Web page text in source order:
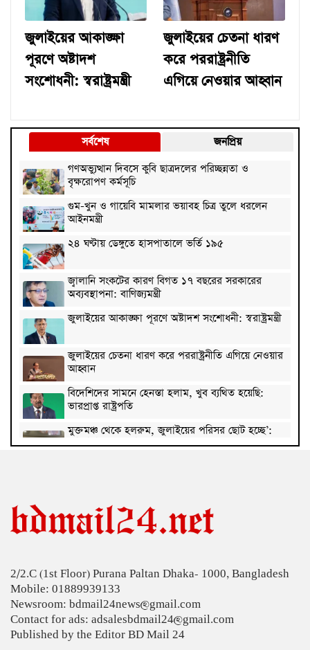
জুলাইয়ের আকাঙ্ক্ষা
পূরণে অষ্টাদশ
সংশোধনী: স্বরাষ্ট্রমন্ত্রী
জুলাইয়ের চেতনা ধারণ
করে পররাষ্ট্রনীতি
এগিয়ে নেওয়ার আহ্বান
সর্বশেষ
জনপ্রিয়
গণঅভ্যুত্থান দিবসে কুবি ছাত্রদলের পরিচ্ছন্নতা ও
বৃক্ষরোপণ কর্মসূচি
গুম-খুন ও গায়েবি মামলার ভয়াবহ চিত্র তুলে ধরলেন
আইনমন্ত্রী
২৪ ঘণ্টায় ডেঙ্গুতে হাসপাতালে ভর্তি ১৯৫
জ্বালানি সংকটের কারণ বিগত ১৭ বছরের সরকারের
অব্যবস্থাপনা: বাণিজ্যমন্ত্রী
জুলাইয়ের আকাঙ্ক্ষা পূরণে অষ্টাদশ সংশোধনী: স্বরাষ্ট্রমন্ত্রী
জুলাইয়ের চেতনা ধারণ করে পররাষ্ট্রনীতি এগিয়ে নেওয়ার
আহ্বান
বিদেশিদের সামনে হেনস্তা হলাম, খুব ব্যথিত হয়েছি:
ভারপ্রাপ্ত রাষ্ট্রপতি
মুক্তমঞ্চ থেকে হলরুম, জুলাইয়ের পরিসর ছোট হচ্ছে’:
কুবি শিবির সভাপতি
সবজির বাজারে আগুন, চাপে ক্রেতা
‘শরিফ স্যারকে ভিসি চেয়েছিলাম, আগের প্রশাসন অথর্ব
ছিল’: কুবি ছাত্রদল নেতা
সাবেক যুগ্ম সচিব সৈয়দ জগলুল পাশা গ্রেপ্তার
2/2.C (1st Floor) Purana Paltan Dhaka- 1000, Bangladesh
Mobile: 01889939133
Newsroom: bdmail24news@gmail.com
Contact for ads: adsalesbdmail24@gmail.com
Published by the Editor BD Mail 24